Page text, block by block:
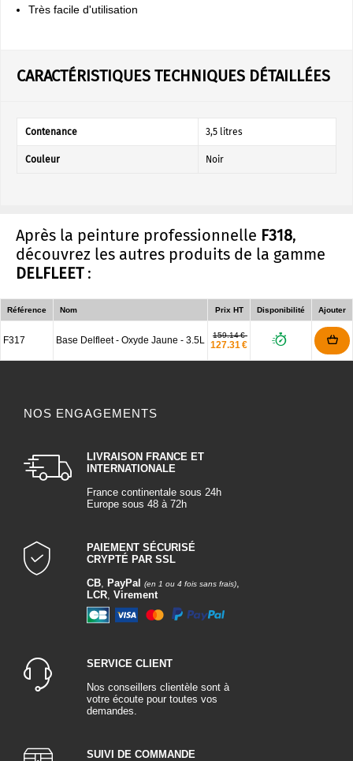
Très facile d'utilisation
CARACTÉRISTIQUES TECHNIQUES DÉTAILLÉES
Contenance 3,5 litres
Couleur Noir
Après la peinture professionnelle F318,
découvrez les autres produits de la gamme
DELFLEET:
Référence Nom Prix HT Disponibilité Ajouter
F317 Base Delfleet - Oxyde Jaune - 3.5L 159.14 €
127.31 €
NOS ENGAGEMENTS
LIVRAISON FRANCE ET
INTERNATIONALE
France continentale sous 24h
Europe sous 48 à 72h
PAIEMENT SÉCURISÉ
CRYPTÉ PAR SSL
CB, PayPal (en 1 ou 4 fois sans frais),
LCR, Virement
SERVICE CLIENT
Nos conseillers clientèle sont à
votre écoute pour toutes vos
demandes.
SUIVI DE COMMANDE